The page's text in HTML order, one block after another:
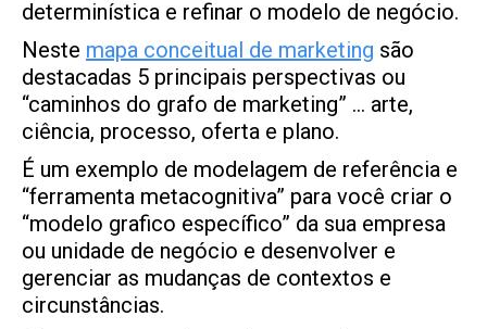
determinística e refinar o modelo de negócio.
Neste mapa conceitual de marketing são
destacadas 5 principais perspectivas ou
“caminhos do grafo de marketing” … arte,
ciência, processo, oferta e plano.
É um exemplo de modelagem de referência e
“ferramenta metacognitiva” para você criar o
“modelo grafico específico” da sua empresa
ou unidade de negócio e desenvolver e
gerenciar as mudanças de contextos e
circunstâncias.